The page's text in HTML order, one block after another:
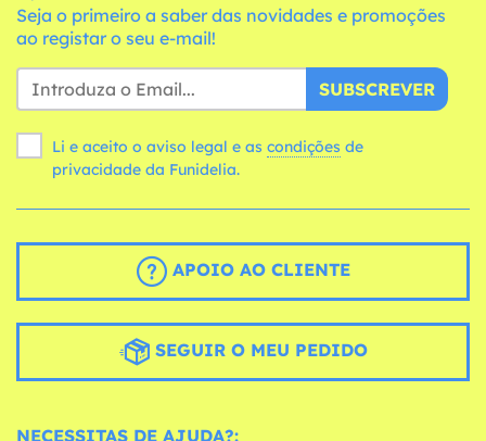
Seja o primeiro a saber das novidades e promoções
ao registar o seu e-mail!
SUBSCREVER
Li e aceito o aviso legal e as condições
privacidade da Funidelia.
APOIO AO CLIENTE
SEGUIR O MEU PEDIDO
NECESSITAS DE AJUDA?: